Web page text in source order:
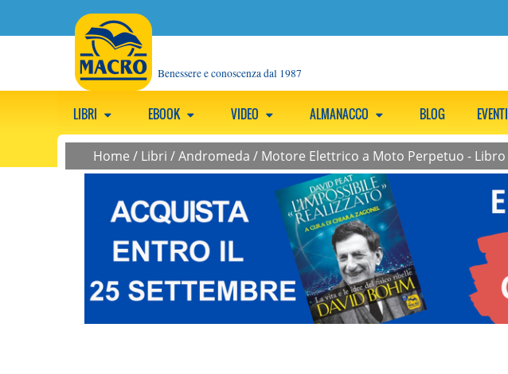
Benessere e conoscenza dal 1987
LIBRI EBOOK VIDEO ALMANACCO BLOG EVENTI
Home / Libri /Andromeda / Motore Elettrico a Moto Perpetuo - Libro